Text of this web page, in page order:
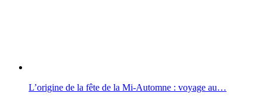
L’origine de la fête de la Mi-Automne : voyage au…